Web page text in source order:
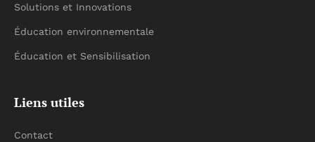
Solutions et Innovations
Éducation environnementale
Éducation et Sensibilisation
Liens utiles
Contact